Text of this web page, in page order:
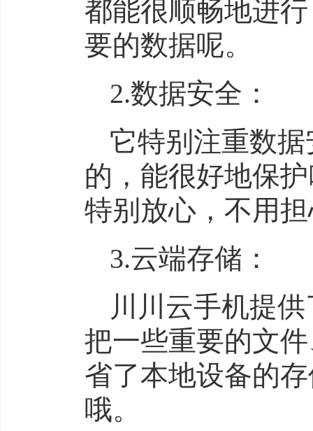
都能很顺畅地进
要的数据呢。
2.数据安全：
它特别注重数
的，能很好地保
特别放心，不用
3.云端存储：
川川云手机提
把一些重要的文
省了本地设备的
哦。